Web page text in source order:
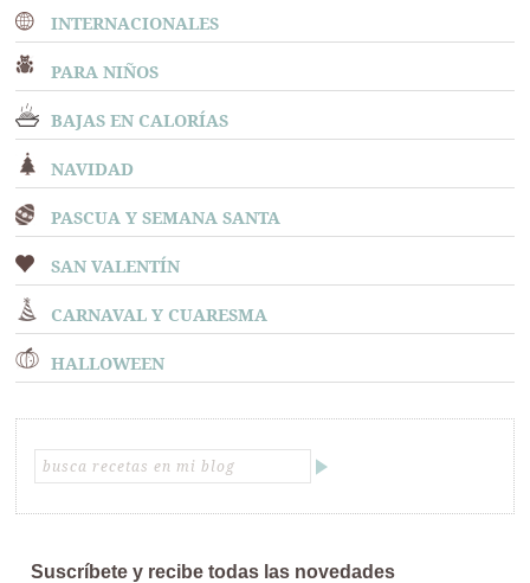
INTERNACIONALES
PARA NIÑOS
BAJAS EN CALORÍAS
NAVIDAD
PASCUA Y SEMANA SANTA
SAN VALENTÍN
CARNAVAL Y CUARESMA
HALLOWEEN
Suscríbete y recibe todas las novedades